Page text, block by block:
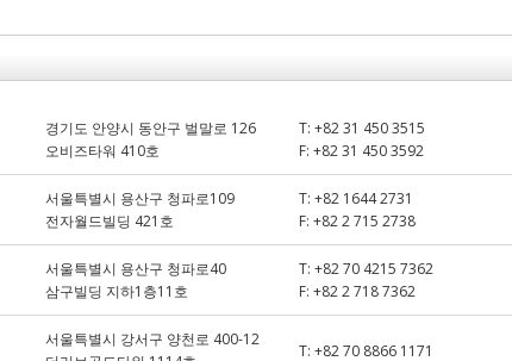
경기도 안양시 동안구 벌말로 126
오비즈타워 410호
T:+82 31 450 3515
F:+82 31 450 3592
서울특별시 용산구 청파로109
전자월드빌딩 421호
T:+82 1644 2731
F:+82 2 715 2738
서울특별시 용산구 청파로40
삼구빌딩 지하1층11호
T:+82 70 4215 7362
F:+82 2 718 7362
서울특별시 강서구 양천로 400-12
T:+82 70 8866 1171